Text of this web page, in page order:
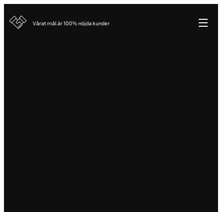
Vårat mål är 100% nöjda kunder